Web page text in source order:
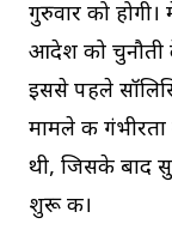
गुरुवार को
आदेश को चुनौती
इससे पहले
मामले की
थी, जिसके बाद
शुरू की।